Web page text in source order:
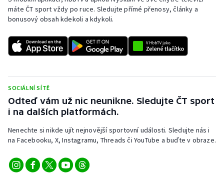
máte ČT sport vždy po ruce. Sledujte přímé přenosy, články a
bonusový obsah kdekoli a kdykoli.
SOCIÁLNÍ SÍTĚ
Odteď vám už nic neunikne. Sledujte ČT sport
i na dalších platformách.
Nenechte si nikde ujít nejnovější sportovní události. Sledujte nás i
na Facebooku, X, Instagramu, Threads či YouTube a buďte v obraze.